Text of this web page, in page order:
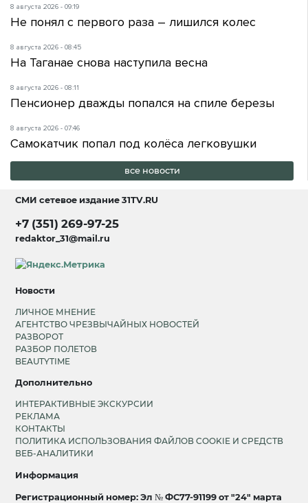
8 августа 2026 - 09:19
Не понял с первого раза – лишился колес
8 августа 2026 - 08:45
На Таганае снова наступила весна
8 августа 2026 - 08:11
Пенсионер дважды попался на спиле березы
8 августа 2026 - 07:46
Самокатчик попал под колёса легковушки
все новости
СМИ сетевое издание31TV.RU
+7 (351) 269-97-25
redaktor_31@mail.ru
Новости
ЛИЧНОЕ МНЕНИЕ
АГЕНТСТВО ЧРЕЗВЫЧАЙНЫХ НОВОСТЕЙ
РАЗВОРОТ
РАЗБОР ПОЛЕТОВ
BEAUTYTIME
Дополнительно
ИНТЕРАКТИВНЫЕ ЭКСКУРСИИ
РЕКЛАМА
КОНТАКТЫ
ПОЛИТИКА ИСПОЛЬЗОВАНИЯ ФАЙЛОВ COOKIE И СРЕДСТВ
ВЕБ-АНАЛИТИКИ
Информация
Регистрационный номер: Эл № ФС77-91199 от "24" марта